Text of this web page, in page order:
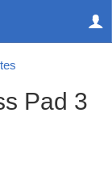
Pad 3